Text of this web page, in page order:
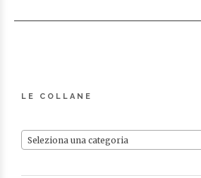
LE COLLANE
Seleziona una categoria